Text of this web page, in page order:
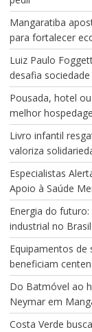
Mangaratiba
para fortalecer
Luiz Paulo
desafia
Pousada, hotel
melhor
Livro infantil
valoriza
Especialistas
Apoio à Saúde
Energia do
industrial no Brasil
Equipamentos de
beneficiam
Do Batmóvel ao
Neymar em
Costa Verde